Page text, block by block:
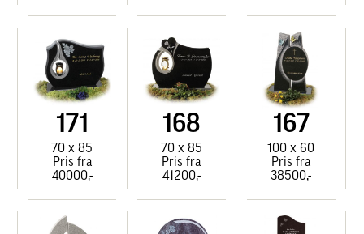
171
70 x 85
Pris fra
40000,-
168
70 x 85
Pris fra
41200,-
167
100 x 60
Pris fra
38500,-